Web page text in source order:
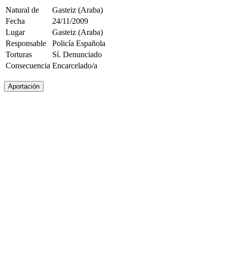
Natural de
Gasteiz (Araba)
Fecha
24/11/2009
Lugar
Gasteiz (Araba)
Responsable
Policía Española
Torturas
Sí. Denunciado
Consecuencia Encarcelado/a